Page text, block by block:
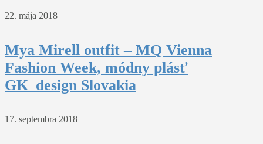
22. mája 2018
Mya Mirell outfit – MQ Vienna
Fashion Week, módny plásť
GK_design Slovakia
17. septembra 2018